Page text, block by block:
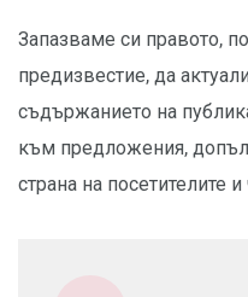
Запазваме си правото,
предизвестие, да
съдържанието на
към предложения,
страна на посетителите и